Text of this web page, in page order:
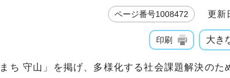
ページ番号1008472 更新
印刷 大き
守山」を掲げ、多様化する社会課題解決のた